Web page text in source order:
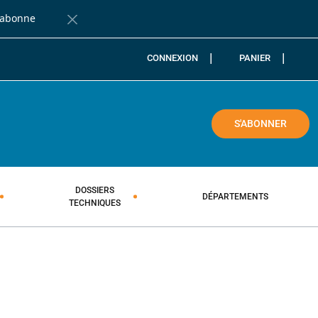
Fermer la barre de notification
CONNEXION PANIER
S'ABONNER
DOSSIERS
TECHNIQUES
DÉPARTEMENTS